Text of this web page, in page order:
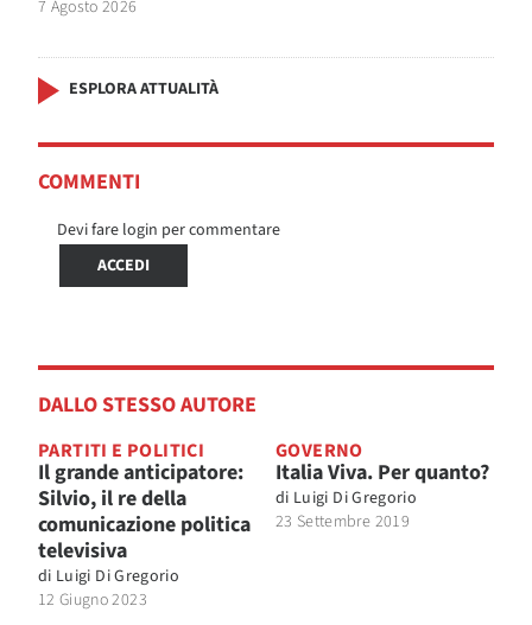
7 Agosto 2026
ESPLORA ATTUALITÀ
COMMENTI
Devi fare login per commentare
ACCEDI
DALLO STESSO AUTORE
PARTITI E POLITICI
Il grande anticipatore:
Silvio, il re della
comunicazione politica
televisiva
di Luigi Di Gregorio
12 Giugno 2023
GOVERNO
Italia Viva. Per quanto?
di Luigi Di Gregorio
23 Settembre 2019